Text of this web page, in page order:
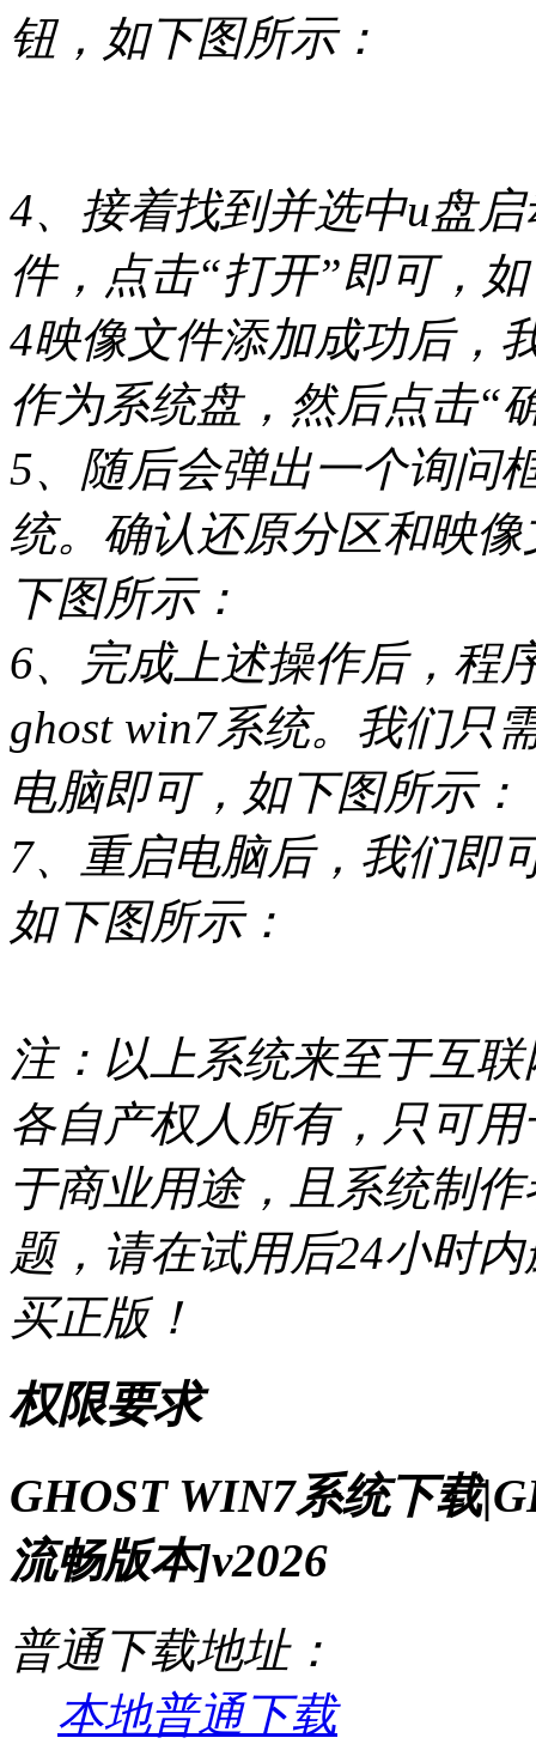
钮，如下图所示：
4、接着找到并选中u盘
件，点击“打开”即可，
4映像文件添加成功后，
作为系统盘，然后点击“
5、随后会弹出一个询问
统。确认还原分区和映
下图所示：
6、完成上述操作后，程
ghost win7系统。我们只
电脑即可，如下图所示：
7、重启电脑后，我们即
如下图所示：
注：以上系统来至于互
各自产权人所有，只可
于商业用途，且系统制
题，请在试用后24小时
买正版！
权限要求
GHOST WIN7系统下载
流畅版本]v2026
普通下载地址：
本地普通下载